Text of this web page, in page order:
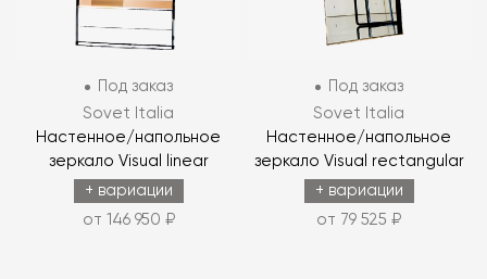
Под заказ
Sovet Italia
Настенное/напольное
зеркало Visual linear
+ вариации
от 146 950 ₽
Под заказ
Sovet Italia
Настенное/напольное
зеркало Visual rectangular
+ вариации
от 79 525 ₽